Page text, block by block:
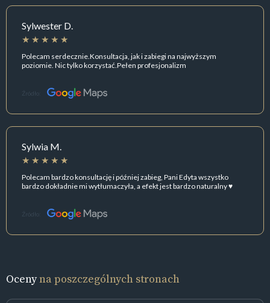
Sylwester D.
Polecam serdecznie.Konsultacja, jak i zabiegi na najwyższym
poziomie. Nic tylko korzystać.Pełen profesjonalizm
Źródło:
Sylwia M.
Polecam bardzo konsultację i później zabieg, Pani Edyta wszystko
bardzo dokładnie mi wytłumaczyła, a efekt jest bardzo naturalny ♥️
Źródło:
Ocenyna poszczególnych stronach